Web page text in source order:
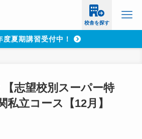
校舎を探す
度夏期講習受付中！
【志望校別スーパー特
私立コース【12月】